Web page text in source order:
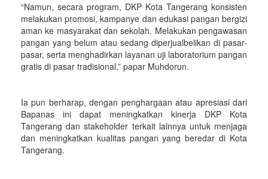
“Namun, secara program, DKP Kota Tangerang konsisten
melakukan promosi, kampanye dan edukasi pangan bergizi
aman ke masyarakat dan sekolah. Melakukan pengawasan
pangan yang belum atau sedang diperjualbelikan di pasar-
pasar, serta menghadirkan layanan uji laboratorium pangan
gratis di pasar tradisional,” papar Muhdorun.
Ia pun berharap, dengan penghargaan atau apresiasi dari
Bapanas ini dapat meningkatkan kinerja DKP Kota
Tangerang dan stakeholder terkait lainnya untuk menjaga
dan meningkatkan kualitas pangan yang beredar di Kota
Tangerang.